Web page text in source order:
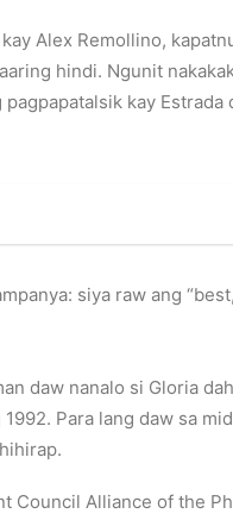
Alex Remollino,
hindi. Ngunit
kay
siya raw ang
daw nanalo si Gloria
Para lang daw sa
Council Alliance of the